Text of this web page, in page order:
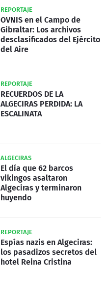
REPORTAJE
OVNIS en el Campo de
Gibraltar: Los archivos
desclasificados del Ejército
del Aire
REPORTAJE
RECUERDOS DE LA
ALGECIRAS PERDIDA: LA
ESCALINATA
ALGECIRAS
El día que 62 barcos
vikingos asaltaron
Algeciras y terminaron
huyendo
REPORTAJE
Espías nazis en Algeciras:
los pasadizos secretos del
hotel Reina Cristina